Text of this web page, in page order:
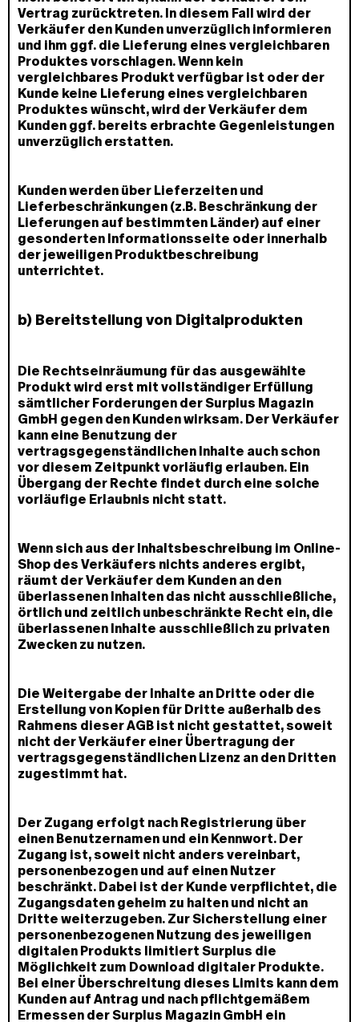
Vertrag zurücktreten. In diesem Fall wird der
Verkäufer den Kunden unverzüglich informieren
und ihm ggf. die Lieferung eines vergleichbaren
Produktes vorschlagen. Wenn kein
vergleichbares Produkt verfügbar ist oder der
Kunde keine Lieferung eines vergleichbaren
Produktes wünscht, wird der Verkäufer dem
Kunden ggf. bereits erbrachte Gegenleistungen
unverzüglich erstatten.
Kunden werden über Lieferzeiten und
Lieferbeschränkungen (z.B. Beschränkung der
Lieferungen auf bestimmten Länder) auf einer
gesonderten Informationsseite oder innerhalb
der jeweiligen Produktbeschreibung
unterrichtet.
b) Bereitstellung von Digitalprodukten
Die Rechtseinräumung für das ausgewählte
Produkt wird erst mit vollständiger Erfüllung
sämtlicher Forderungen der Surplus Magazin
GmbH gegen den Kunden wirksam. Der Verkäufer
kann eine Benutzung der
vertragsgegenständlichen Inhalte auch schon
vor diesem Zeitpunkt vorläufig erlauben. Ein
Übergang der Rechte findet durch eine solche
vorläufige Erlaubnis nicht statt.
Wenn sich aus der Inhaltsbeschreibung im Online-
Shop des Verkäufers nichts anderes ergibt,
räumt der Verkäufer dem Kunden an den
überlassenen Inhalten das nicht ausschließliche,
örtlich und zeitlich unbeschränkte Recht ein, die
überlassenen Inhalte ausschließlich zu privaten
Zwecken zu nutzen.
Die Weitergabe der Inhalte an Dritte oder die
Erstellung von Kopien für Dritte außerhalb des
Rahmens dieser AGB ist nicht gestattet, soweit
nicht der Verkäufer einer Übertragung der
vertragsgegenständlichen Lizenz an den Dritten
zugestimmt hat.
Der Zugang erfolgt nach Registrierung über
einen Benutzernamen und ein Kennwort. Der
Zugang ist, soweit nicht anders vereinbart,
personenbezogen und auf einen Nutzer
beschränkt. Dabei ist der Kunde verpflichtet, die
Zugangsdaten geheim zu halten und nicht an
Dritte weiterzugeben. Zur Sicherstellung einer
personenbezogenen Nutzung des jeweiligen
digitalen Produkts limitiert Surplus die
Möglichkeit zum Download digitaler Produkte.
Bei einer Überschreitung dieses Limits kann dem
Kunden auf Antrag und nach pflichtgemäßem
Ermessen der Surplus Magazin GmbH ein